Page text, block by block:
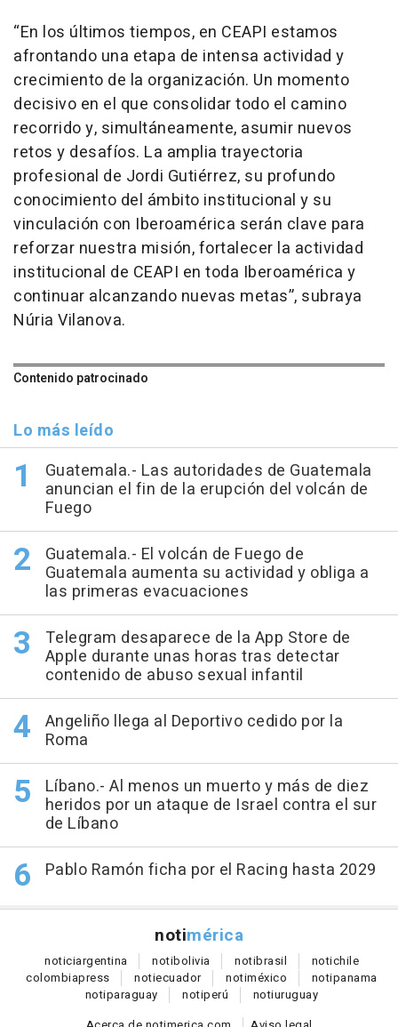
“En los últimos tiempos, en CEAPI estamos
afrontando una etapa de intensa actividad y
crecimiento de la organización. Un momento
decisivo en el que consolidar todo el camino
recorrido y, simultáneamente, asumir nuevos
retos y desafíos. La amplia trayectoria
profesional de Jordi Gutiérrez, su profundo
conocimiento del ámbito institucional y su
vinculación con Iberoamérica serán clave para
reforzar nuestra misión, fortalecer la actividad
institucional de CEAPI en toda Iberoamérica y
continuar alcanzando nuevas metas”, subraya
Núria Vilanova.
Contenido patrocinado
Lo más leído
Guatemala.- Las autoridades de Guatemala
anuncian el fin de la erupción del volcán de
Fuego
Guatemala.- El volcán de Fuego de
Guatemala aumenta su actividad y obliga a
las primeras evacuaciones
Telegram desaparece de la App Store de
Apple durante unas horas tras detectar
contenido de abuso sexual infantil
Angeliño llega al Deportivo cedido por la
Roma
Líbano.- Al menos un muerto y más de diez
heridos por un ataque de Israel contra el sur
de Líbano
Pablo Ramón ficha por el Racing hasta 2029
notimérica
noticiargentina notibolivia notibrasil notichile
colombiapress notiecuador notiméxico notipanama
notiparaguay notiperú notiuruguay